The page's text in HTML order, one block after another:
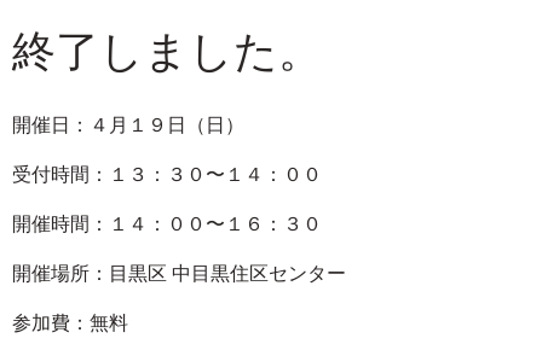
終了しました。
開催日：４月１９日（日）
受付時間：１３：３０〜１４：００
開催時間：１４：００〜１６：３０
開催場所：目黒区 中目黒住区センター
参加費：無料